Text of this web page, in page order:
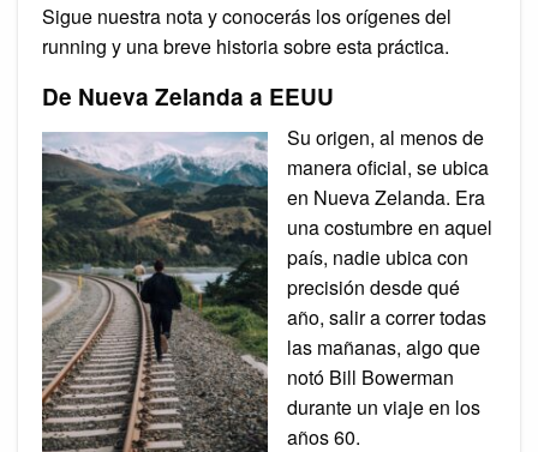
Sigue nuestra nota y conocerás los orígenes del
running y una breve historia sobre esta práctica.
De Nueva Zelanda a EEUU
Su origen, al menos de
manera oficial, se ubica
en Nueva Zelanda. Era
una costumbre en aquel
país, nadie ubica con
precisión desde qué
año, salir a correr todas
las mañanas, algo que
notó Bill Bowerman
durante un viaje en los
años 60.